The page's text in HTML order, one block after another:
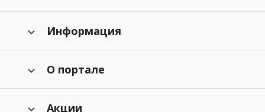
Информация
О портале
Акции